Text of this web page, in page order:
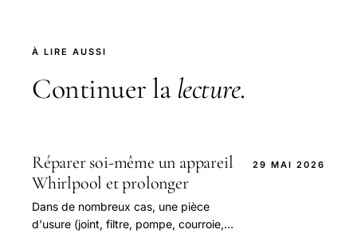
À LIRE AUSSI
Continuer la lecture.
Réparer soi-même un appareil
Whirlpool et prolonger
Dans de nombreux cas, une pièce
d'usure (joint, filtre, pompe, courroie,
29 MAI 2026